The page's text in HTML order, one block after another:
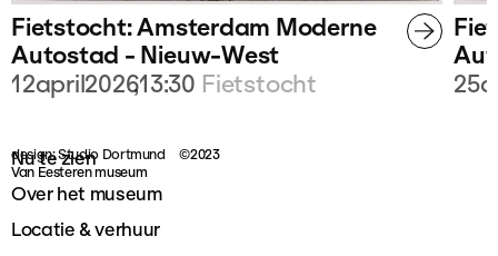
Fietstocht: Amsterdam Moderne
Autostad - Nieuw-West
12april2026
,13:30 Fietstocht
25
Nu te zien
Over het museum
Locatie & verhuur
design: Studio Dortmund
©2023
Van Eesteren museum